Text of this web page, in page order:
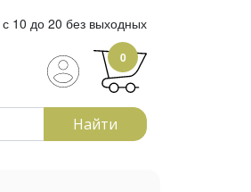
10 до 20 без выходных
0
Найти